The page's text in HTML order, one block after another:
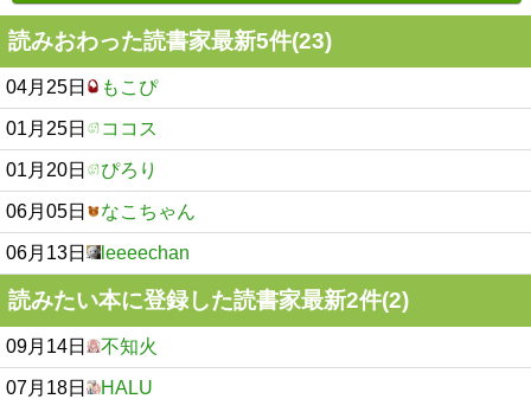
読みおわった読書家最新5件(23)
04月25日 もこぴ
01月25日 ココス
01月20日 ぴろり
06月05日 なこちゃん
06月13日 leeeechan
読みたい本に登録した読書家最新2件(2)
09月14日 不知火
07月18日 HALU